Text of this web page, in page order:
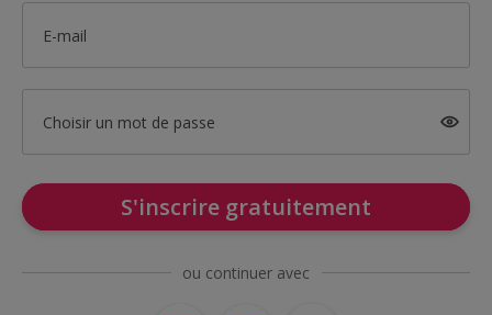
E-mail
Choisir un mot de passe
S'inscrire gratuitement
ou continuer avec